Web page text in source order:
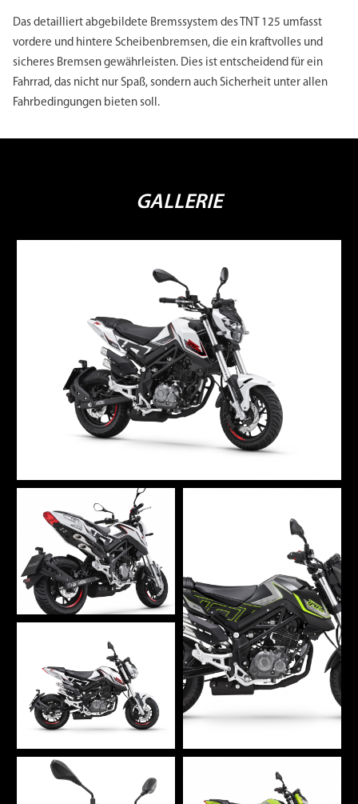
Das detailliert abgebildete Bremssystem des TNT 125 umfasst
vordere und hintere Scheibenbremsen, die ein kraftvolles und
sicheres Bremsen gewährleisten. Dies ist entscheidend für ein
Fahrrad, das nicht nur Spaß, sondern auch Sicherheit unter allen
Fahrbedingungen bieten soll.
GALLERIE